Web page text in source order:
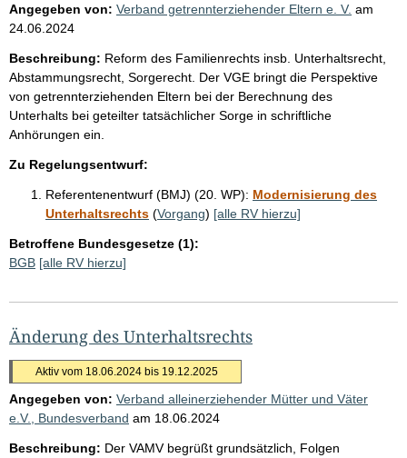
Angegeben von: Verband getrennterziehender Eltern e. V. am
24.06.2024
Beschreibung: Reform des Familienrechts insb. Unterhaltsrecht,
Abstammungsrecht, Sorgerecht. Der VGE bringt die Perspektive
von getrennterziehenden Eltern bei der Berechnung des
Unterhalts bei geteilter tatsächlicher Sorge in schriftliche
Anhörungen ein.
Zu Regelungsentwurf:
Referentenentwurf (BMJ) (20. WP): Modernisierung des
Unterhaltsrechts (Vorgang) [alle RV hierzu]
Betroffene Bundesgesetze (1):
BGB [alle RV hierzu]
Änderung des Unterhaltsrechts
Aktiv vom 18.06.2024 bis 19.12.2025
Angegeben von: Verband alleinerziehender Mütter und Väter
e.V., Bundesverband am 18.06.2024
Beschreibung: Der VAMV begrüßt grundsätzlich, Folgen